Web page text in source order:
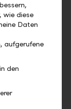
Seite
gehen
wie diese
Daten
aufgerufene
den